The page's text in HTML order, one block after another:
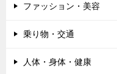
ファッション・美容
乗り物・交通
人体・身体・健康